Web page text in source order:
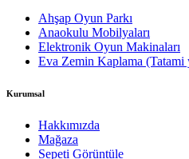
Ahşap Oyun Parkı
Anaokulu Mobilyaları
Elektronik Oyun Makinaları
Eva Zemin Kaplama (Tatami
Kurumsal
Hakkımızda
Mağaza
Sepeti Görüntüle